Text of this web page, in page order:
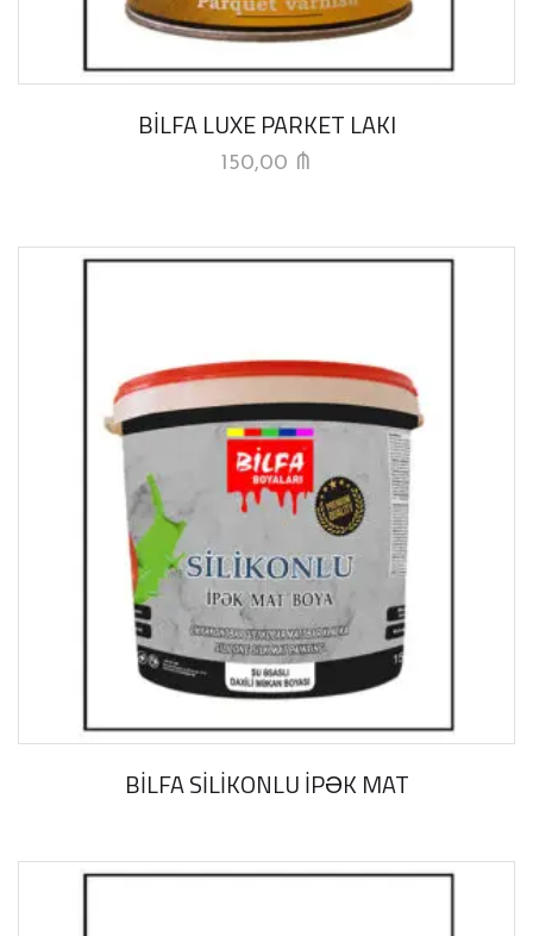
BİLFA LUXE PARKET LAKI
150,00 ₼
BİLFA SİLİKONLU İPƏK MAT